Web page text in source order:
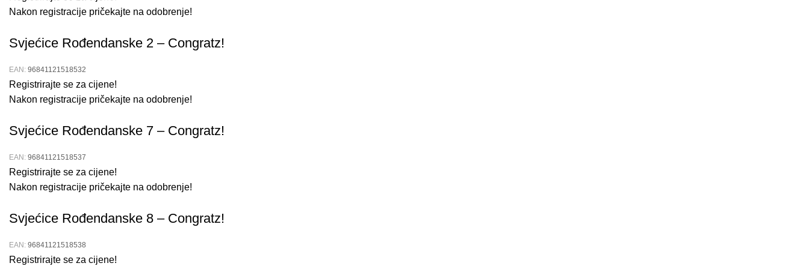
Nakon registracije pričekajte na odobrenje!
Svjećice Rođendanske 2 – Congratz!
EAN: 96841121518532
Registrirajte se za cijene!
Nakon registracije pričekajte na odobrenje!
Svjećice Rođendanske 7 – Congratz!
EAN: 96841121518537
Registrirajte se za cijene!
Nakon registracije pričekajte na odobrenje!
Svjećice Rođendanske 8 – Congratz!
EAN: 96841121518538
Registrirajte se za cijene!